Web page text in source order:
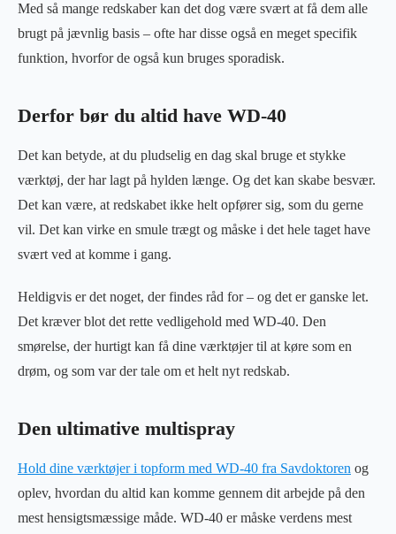
Med så mange redskaber kan det dog være svært at få dem alle
brugt på jævnlig basis – ofte har disse også en meget specifik
funktion, hvorfor de også kun bruges sporadisk.
Derfor bør du altid have WD-40
Det kan betyde, at du pludselig en dag skal bruge et stykke
værktøj, der har lagt på hylden længe. Og det kan skabe besvær.
Det kan være, at redskabet ikke helt opfører sig, som du gerne
vil. Det kan virke en smule trægt og måske i det hele taget have
svært ved at komme i gang.
Heldigvis er det noget, der findes råd for – og det er ganske let.
Det kræver blot det rette vedligehold med WD-40. Den
smørelse, der hurtigt kan få dine værktøjer til at køre som en
drøm, og som var der tale om et helt nyt redskab.
Den ultimative multispray
Hold dine værktøjer i topform med WD-40 fra Savdoktoren og
oplev, hvordan du altid kan komme gennem dit arbejde på den
mest hensigtsmæssige måde. WD-40 er måske verdens mest